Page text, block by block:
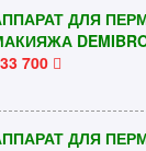
ДЛЯ
700
ДЛЯ